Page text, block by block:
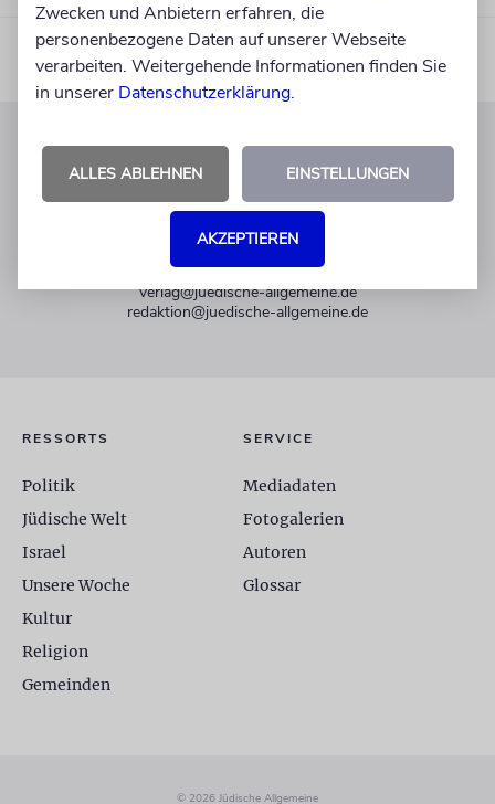
KUNDENSERVICE
+49 30 275833 0
Mo-Do 9-17 Uhr
verlag@juedische-allgemeine.de
redaktion@juedische-allgemeine.de
RESSORTS
Politik
Jüdische Welt
Israel
Unsere Woche
Kultur
Religion
Gemeinden
SERVICE
Mediadaten
Fotogalerien
Autoren
Glossar
© 2026 Jüdische Allgemeine
Zwecken und Anbietern erfahren, die
personenbezogene Daten auf unserer Webseite
verarbeiten. Weitergehende Informationen finden Sie
in unserer Datenschutzerklärung.
ALLES ABLEHNEN EINSTELLUNGEN
AKZEPTIEREN